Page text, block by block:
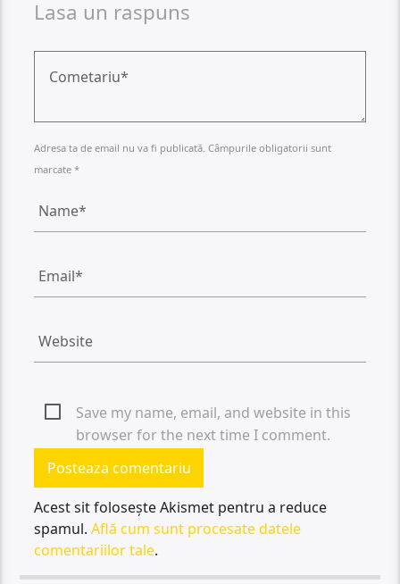
Lasa un raspuns
Adresa ta de email nu va fi publicată. Câmpurile obligatorii sunt
marcate *
Save my name, email, and website in this
browser for the next time I comment.
Acest sit folosește Akismet pentru a reduce
spamul.Află cum sunt procesate datele
comentariilor tale.